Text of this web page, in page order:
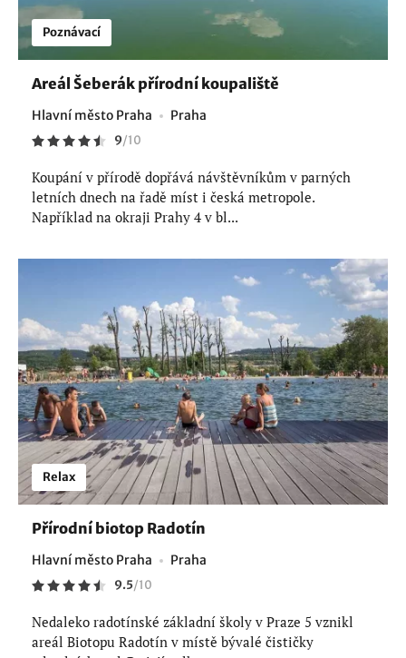
Poznávací
Areál Šeberák přírodní koupaliště
Hlavní město Praha Praha
9/10
Koupání v přírodě dopřává návštěvníkům v parných
letních dnech na řadě míst i česká metropole.
Například na okraji Prahy 4 v bl...
Relax
Přírodní biotop Radotín
Hlavní město Praha Praha
9.5/10
Nedaleko radotínské základní školy v Praze 5 vznikl
areál Biotopu Radotín v místě bývalé čističky